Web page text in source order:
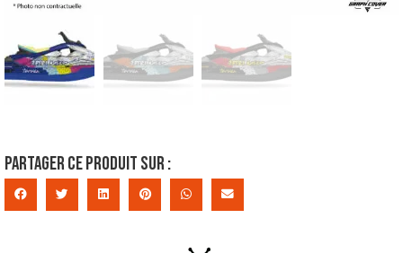
Partager ce produit sur :